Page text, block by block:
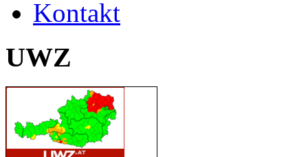
Kontakt
UWZ